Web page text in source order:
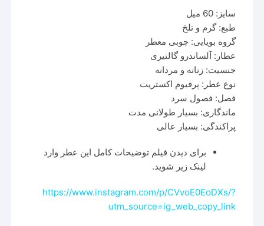
سایز: 60 میل
طبع: گرم و تلخ
گروه بویایی: چوبی معطر
عطار: آلساندرو گالتیری
جنسیت: زنانه و مردانه
نوع عطر: پرفیوم اکستریت
فصل: فصول سرد
ماندگاری: بسیار طولانی مدت
پراکندگی: بسیار عالی
برای دیدن فیلم توضیحات کامل این عطر وارد
لینک زیر شوید.
https://www.instagram.com/p/CVvoE0EoDXs/?
utm_source=ig_web_copy_link